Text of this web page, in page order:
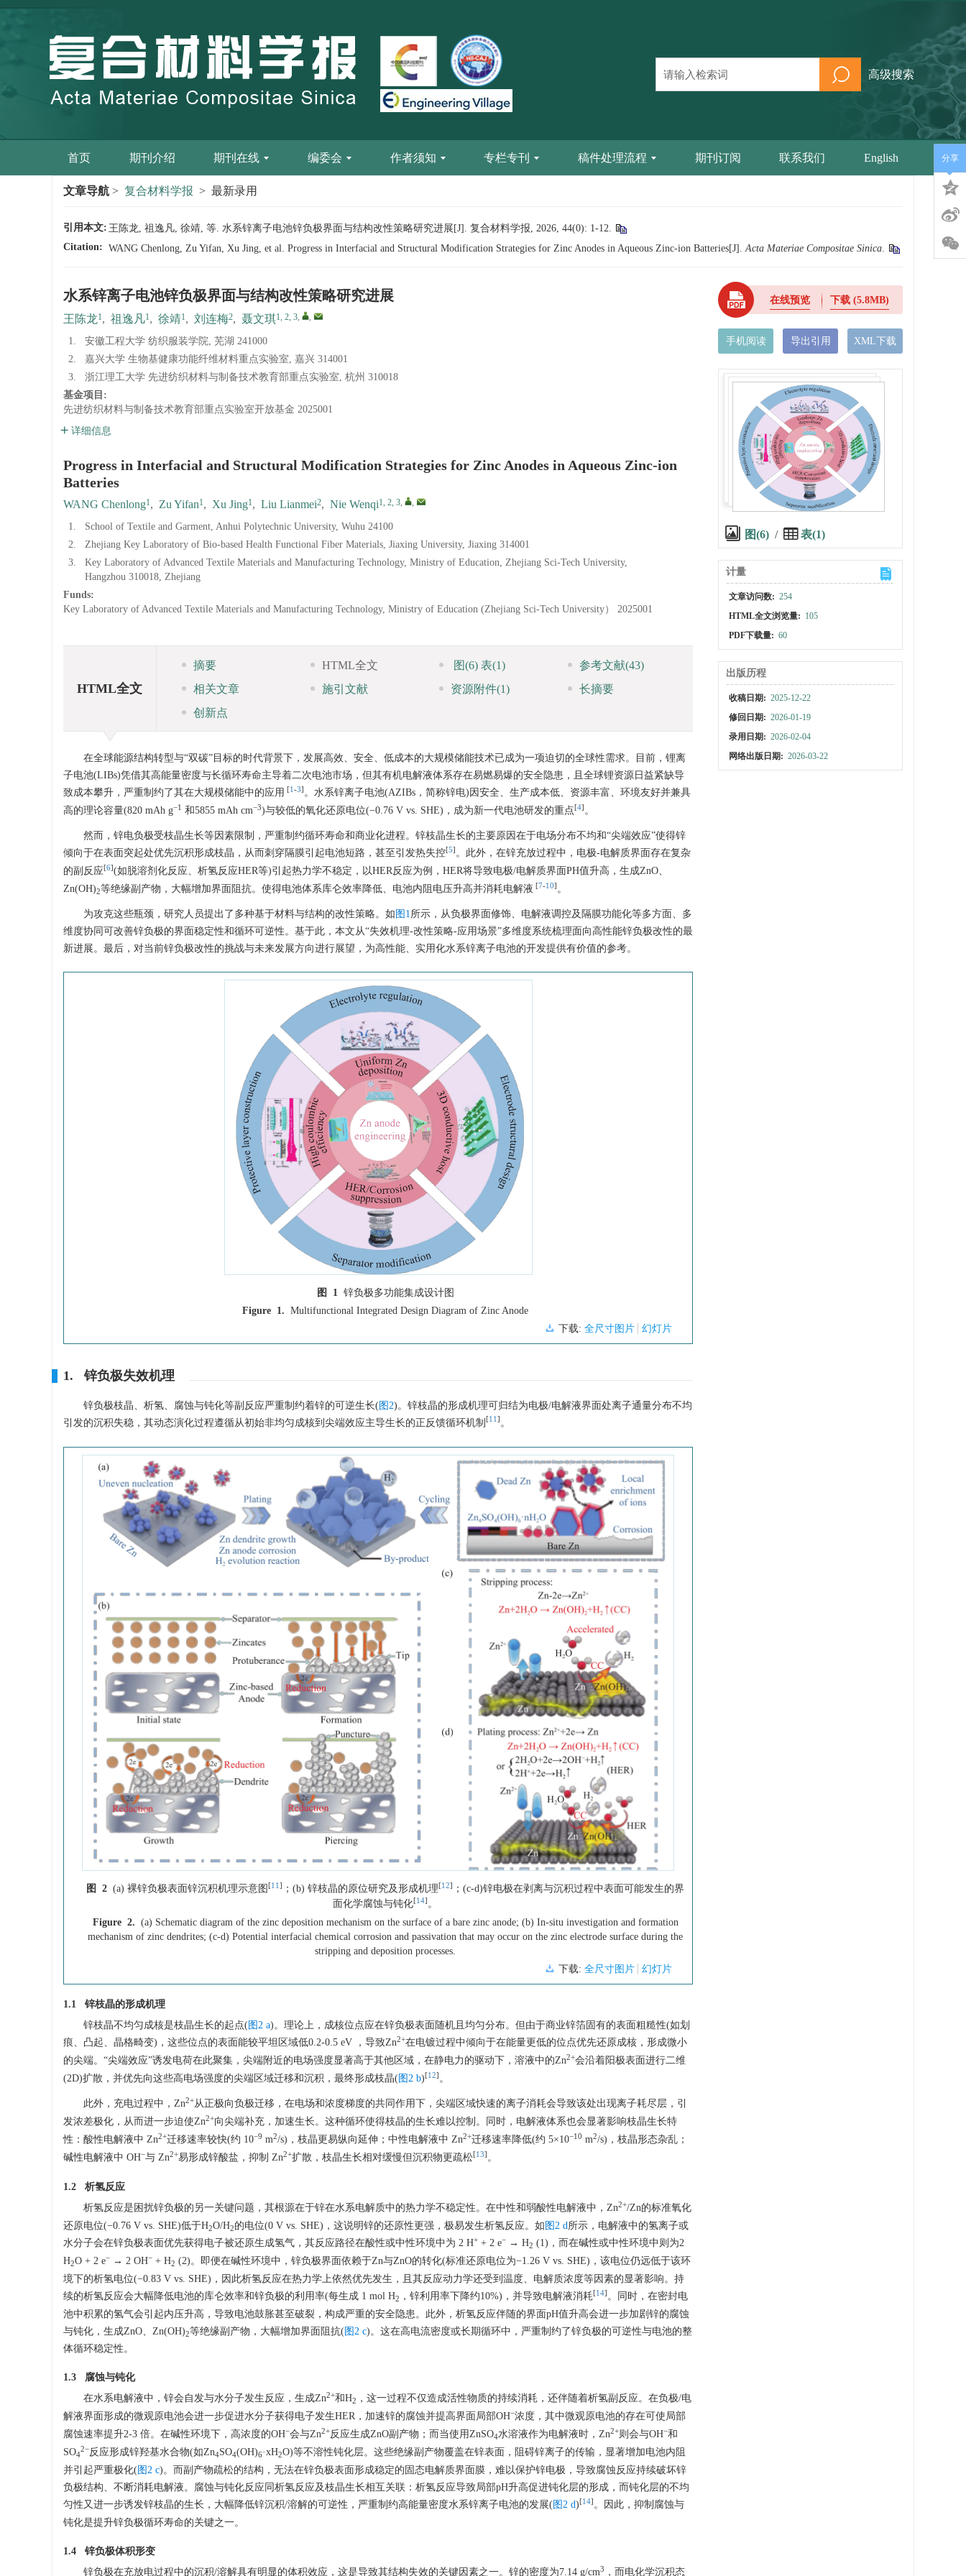
高级搜索
首页 期刊介绍 期刊在线 编委会 作者须知 专栏专刊 稿件处理流程 期刊订阅 联系我们 English
文章导航 > 复合材料学报 > 最新录用
引用本文: 王陈龙, 祖逸凡, 徐靖, 等. 水系锌离子电池锌负极界面与结构改性策略研究进展[J]. 复合材料学报, 2026, 44(0): 1-12.
Citation: WANG Chenlong, Zu Yifan, Xu Jing, et al. Progress in Interfacial and Structural Modification Strategies for Zinc Anodes in Aqueous Zinc-ion Batteries[J].Acta Materiae Compositae Sinica.
水系锌离子电池锌负极界面与结构改性策略研究进展
王陈龙1, 祖逸凡1, 徐靖1, 刘连梅2, 聂文琪1, 2, 3, ,
1.
安徽工程大学 纺织服装学院, 芜湖 241000
2.
嘉兴大学 生物基健康功能纤维材料重点实验室, 嘉兴 314001
3.
浙江理工大学 先进纺织材料与制备技术教育部重点实验室, 杭州 310018
基金项目:
先进纺织材料与制备技术教育部重点实验室开放基金 2025001
详细信息
Progress in Interfacial and Structural Modification Strategies for Zinc Anodes in Aqueous Zinc-ion
Batteries
WANG Chenlong1, Zu Yifan1, Xu Jing1, Liu Lianmei2, Nie Wenqi1, 2, 3, ,
1.
School of Textile and Garment, Anhui Polytechnic University, Wuhu 24100
2.
Zhejiang Key Laboratory of Bio-based Health Functional Fiber Materials, Jiaxing University, Jiaxing 314001
3.
Key Laboratory of Advanced Textile Materials and Manufacturing Technology, Ministry of Education, Zhejiang Sci-Tech University,
Hangzhou 310018, Zhejiang
Funds:
Key Laboratory of Advanced Textile Materials and Manufacturing Technology, Ministry of Education (Zhejiang Sci-Tech University）
2025001
HTML全文
摘要 HTML全文 图(6) 表(1) 参考文献(43)
相关文章
施引文献 资源附件(1)
长摘要
创新点
在全球能源结构转型与“双碳”目标的时代背景下，发展高效、安全、低成本的大规模储能技术已成为一项迫切的全球性需求。目前，锂离
子电池(LIBs)凭借其高能量密度与长循环寿命主导着二次电池市场，但其有机电解液体系存在易燃易爆的安全隐患，且全球锂资源日益紧缺导
致成本攀升，严重制约了其在大规模储能中的应用 [1 -3] 。水系锌离子电池(AZIBs，简称锌电)因安全、生产成本低、资源丰富、环境友好并兼具
高的理论容量(820 mAh g−1 和5855 mAh cm−3)与较低的氧化还原电位(−0.76 V vs. SHE)，成为新一代电池研发的重点[4] 。
然而，锌电负极受枝晶生长等因素限制，严重制约循环寿命和商业化进程。锌枝晶生长的主要原因在于电场分布不均和“尖端效应”使得锌
倾向于在表面突起处优先沉积形成枝晶，从而刺穿隔膜引起电池短路，甚至引发热失控[5] 。此外，在锌充放过程中，电极-电解质界面存在复杂
的副反应[6](如脱溶剂化反应、析氢反应HER等)引起热力学不稳定，以HER反应为例，HER将导致电极/电解质界面PH值升高，生成ZnO、
Zn(OH)2等绝缘副产物，大幅增加界面阻抗。使得电池体系库仑效率降低、电池内阻电压升高并消耗电解液 [7-10] 。
为攻克这些瓶颈，研究人员提出了多种基于材料与结构的改性策略。如 图1所示，从负极界面修饰、电解液调控及隔膜功能化等多方面、多
维度协同可改善锌负极的界面稳定性和循环可逆性。基于此，本文从“失效机理-改性策略-应用场景”多维度系统梳理面向高性能锌负极改性的最
新进展。最后，对当前锌负极改性的挑战与未来发展方向进行展望，为高性能、实用化水系锌离子电池的开发提供有价值的参考。
图 1
锌负极多功能集成设计图
Figure 1. Multifunctional Integrated Design Diagram of Zinc Anode
下载: 全尺寸图片 幻灯片
1. 锌负极失效机理
锌负极枝晶、析氢、腐蚀与钝化等副反应严重制约着锌的可逆生长(图2)。锌枝晶的形成机理可归结为电极/电解液界面处离子通量分布不均
引发的沉积失稳，其动态演化过程遵循从初始非均匀成核到尖端效应主导生长的正反馈循环机制 [11] 。
图 2 (a) 裸锌负极表面锌沉积机理示意图 [11 ] ；(b) 锌枝晶的原位研究及形成机理[12]
；(c-d)锌电极在剥离与沉积过程中表面可能发生的界
面化学腐蚀与钝化[14] 。
Figure 2. (a) Schematic diagram of the zinc deposition mechanism on the surface of a bare zinc anode; (b) In-situ investigation and formation
mechanism of zinc dendrites; (c-d) Potential interfacial chemical corrosion and passivation that may occur on the zinc electrode surface during the
stripping and deposition processes.
下载: 全尺寸图片 幻灯片
1.1 锌枝晶的形成机理
锌枝晶不均匀成核是枝晶生长的起点(图2 a)。理论上，成核位点应在锌负极表面随机且均匀分布。但由于商业锌箔固有的表面粗糙性(如划
痕、凸起、晶格畸变)，这些位点的表面能较平坦区域低0.2-0.5 eV ，导致Zn2+在电镀过程中倾向于在能量更低的位点优先还原成核，形成微小
的尖端。“尖端效应”诱发电荷在此聚集，尖端附近的电场强度显著高于其他区域，在静电力的驱动下，溶液中的Zn2+会沿着阳极表面进行二维
(2D)扩散，并优先向这些高电场强度的尖端区域迁移和沉积，最终形成枝晶(图2 b)[12] 。
此外，充电过程中，Zn2+从正极向负极迁移，在电场和浓度梯度的共同作用下，尖端区域快速的离子消耗会导致该处出现离子耗尽层，引
发浓差极化，从而进一步迫使Zn2+向尖端补充，加速生长。这种循环使得枝晶的生长难以控制。同时，电解液体系也会显著影响枝晶生长特
性：酸性电解液中 Zn2+迁移速率较快(约 10−9 m2/s)，枝晶更易纵向延伸；中性电解液中 Zn2+迁移速率降低(约 5×10−1 0 m2/s)，枝晶形态杂乱；
碱性电解液中 OH−与 Zn2+易形成锌酸盐，抑制 Zn2+扩散，枝晶生长相对缓慢但沉积物更疏松[13] 。
1.2 析氢反应
析氢反应是困扰锌负极的另一关键问题，其根源在于锌在水系电解质中的热力学不稳定性。在中性和弱酸性电解液中，Zn2+/Zn的标准氧化
还原电位(−0.76 V vs. SHE)低于H2O/H2的电位(0 V vs. SHE)，这说明锌的还原性更强，极易发生析氢反应。如 图2 d 所示，电解液中的氢离子或
水分子会在锌负极表面优先获得电子被还原生成氢气，其反应路径在酸性或中性环境中为 2 H+ + 2 e− → H2 (1)，而在碱性或中性环境中则为2
H2O + 2 e− → 2 OH− + H2 (2)。即便在碱性环境中，锌负极界面依赖于Zn与ZnO的转化(标准还原电位为−1.26 V vs. SHE)，该电位仍远低于该环
境下的析氢电位(−0.83 V vs. SHE)，因此析氢反应在热力学上依然优先发生，且其反应动力学还受到温度、电解质浓度等因素的显著影响。持
续的析氢反应会大幅降低电池的库仑效率和锌负极的利用率(每生成 1 mol H2 ，锌利用率下降约10%)，并导致电解液消耗[14] 。同时，在密封电
池中积累的氢气会引起内压升高，导致电池鼓胀甚至破裂，构成严重的安全隐患。此外，析氢反应伴随的界面pH值升高会进一步加剧锌的腐蚀
与钝化，生成ZnO、Zn(OH)2等绝缘副产物，大幅增加界面阻抗(图2 c)。这在高电流密度或长期循环中，严重制约了锌负极的可逆性与电池的整
体循环稳定性。
1.3 腐蚀与钝化
在水系电解液中，锌会自发与水分子发生反应，生成Zn2+和H2
，这一过程不仅造成活性物质的持续消耗，还伴随着析氢副反应。在负极/电
解液界面形成的微观原电池会进一步促进水分子获得电子发生HER，加速锌的腐蚀并提高界面局部OH−浓度，其中微观原电池的存在可使局部
腐蚀速率提升2-3 倍。在碱性环境下，高浓度的OH−会与Zn2+反应生成ZnO副产物；而当使用ZnSO4水溶液作为电解液时，Zn2+则会与OH−和
SO4
2−反应形成锌羟基水合物(如Zn4SO4(OH)6·xH2O)等不溶性钝化层。这些绝缘副产物覆盖在锌表面，阻碍锌离子的传输，显著增加电池内阻
并引起严重极化(图2 c)。而副产物疏松的结构，无法在锌负极表面形成稳定的固态电解质界面膜，难以保护锌电极，导致腐蚀反应持续破坏锌
负极结构、不断消耗电解液。腐蚀与钝化反应同析氢反应及枝晶生长相互关联：析氢反应导致局部pH升高促进钝化层的形成，而钝化层的不均
匀性又进一步诱发锌枝晶的生长，大幅降低锌沉积/溶解的可逆性，严重制约高能量密度水系锌离子电池的发展(图2 d)[14] 。因此，抑制腐蚀与
钝化是提升锌负极循环寿命的关键之一。
1.4 锌负极体积形变
锌负极在充放电过程中的沉积/溶解具有明显的体积效应，这是导致其结构失效的关键因素之一。锌的密度为7.14 g/cm3 ，而电化学沉积态
在线预览 下载(5.8MB)
手机阅读 导出引用 XML下载
图(6) / 表(1)
计量
文章访问数: 254
HTML全文浏览量: 105
PDF下载量: 60
出版历程
收稿日期: 2025-12-22
修回日期: 2026-01-19
录用日期: 2026-02-04
网络出版日期: 2026-03-22
分享